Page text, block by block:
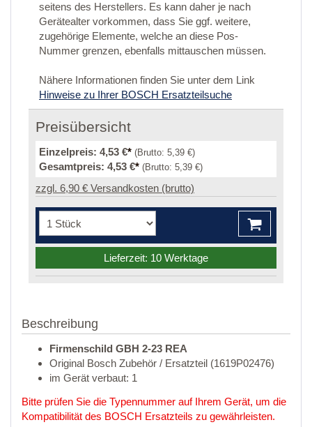
seitens des Herstellers. Es kann daher je nach
Gerätealter vorkommen, dass Sie ggf. weitere,
zugehörige Elemente, welche an diese Pos-
Nummer grenzen, ebenfalls mittauschen müssen.
Nähere Informationen finden Sie unter dem Link
Hinweise zu Ihrer BOSCH Ersatzteilsuche
Preisübersicht
Einzelpreis: 4,53 €* (Brutto: 5,39 €)
Gesamtpreis: 4,53 €* (Brutto: 5,39 €)
zzgl. 6,90 € Versandkosten (brutto)
Lieferzeit: 10 Werktage
Beschreibung
Firmenschild GBH 2-23 REA
Original Bosch Zubehör / Ersatzteil (1619P02476)
im Gerät verbaut: 1
Bitte prüfen Sie die Typennummer auf Ihrem Gerät, um die
Kompatibilität des BOSCH Ersatzteils zu gewährleisten.